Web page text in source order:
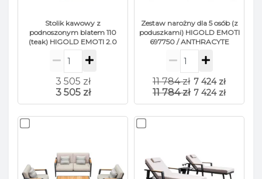
Stolik kawowy z
podnoszonym blatem 110
(teak) HIGOLD EMOTI 2.0
684187 / ANTRACYTE
3 505 zł
3 505 zł
Zestaw narożny dla 5 osób (z
poduszkami) HIGOLD EMOTI
697750 / ANTHRACYTE
11 784 zł 7 424 zł
11 784 zł 7 424 zł